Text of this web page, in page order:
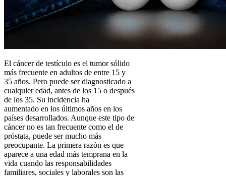
El cáncer de testículo es el tumor sólido
más frecuente en adultos de entre 15 y
35 años. Pero puede ser diagnosticado a
cualquier edad, antes de los 15 o después
de los 35. Su incidencia ha
aumentado en los últimos años en los
países desarrollados. Aunque este tipo de
cáncer no es tan frecuente como el de
próstata, puede ser mucho más
preocupante. La primera razón es que
aparece a una edad más temprana en la
vida cuando las responsabilidades
familiares, sociales y laborales son las